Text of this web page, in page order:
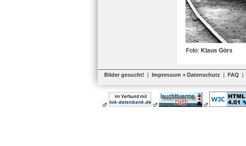
Foto: Klaus Görs
Bilder gesucht! | Impressum + Datenschutz | FAQ |